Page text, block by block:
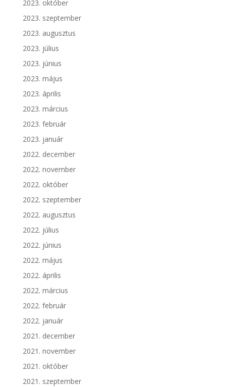
2023. október
2023. szeptember
2023. augusztus
2023. július
2023. június
2023. május
2023. április
2023. március
2023. február
2023. január
2022. december
2022. november
2022. október
2022. szeptember
2022. augusztus
2022. július
2022. június
2022. május
2022. április
2022. március
2022. február
2022. január
2021. december
2021. november
2021. október
2021. szeptember